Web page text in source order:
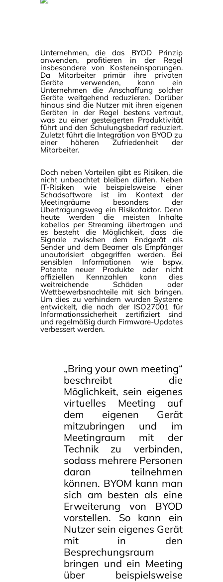
Unternehmen, die das BYOD Prinzip
anwenden, profitieren in der Regel
insbesondere von Kosteneinsparungen.
Da Mitarbeiter primär ihre privaten
Geräte verwenden, kann ein
Unternehmen die Anschaffung solcher
Geräte weitgehend reduzieren. Darüber
hinaus sind die Nutzer mit ihren eigenen
Geräten in der Regel bestens vertraut,
was zu einer gesteigerten Produktivität
führt und den Schulungsbedarf reduziert.
Zuletzt führt die Integration von BYOD zu
einer höheren Zufriedenheit der
Mitarbeiter.
Doch neben Vorteilen gibt es Risiken, die
nicht unbeachtet bleiben dürfen. Neben
IT-Risiken wie beispielsweise einer
Schadsoftware ist im Kontext der
Meetingräume besonders der
Übertragungsweg ein Risikofaktor. Denn
heute werden die meisten Inhalte
kabellos per Streaming übertragen und
es besteht die Möglichkeit, dass die
Signale zwischen dem Endgerät als
Sender und dem Beamer als Empfänger
unautorisiert abgegriffen werden. Bei
sensiblen Informationen wie bspw.
Patente neuer Produkte oder nicht
offiziellen Kennzahlen kann dies
weitreichende Schäden oder
Wettbewerbsnachteile mit sich bringen.
Um dies zu verhindern wurden Systeme
entwickelt, die nach der ISO27001 für
Informationssicherheit zertifiziert sind
und regelmäßig durch Firmware-Updates
verbessert werden.
„Bring your own meeting“
beschreibt die
Möglichkeit, sein eigenes
virtuelles Meeting auf
dem eigenen Gerät
mitzubringen und im
Meetingraum mit der
Technik zu verbinden,
sodass mehrere Personen
daran teilnehmen
können. BYOM kann man
sich am besten als eine
Erweiterung von BYOD
vorstellen. So kann ein
Nutzer sein eigenes Gerät
mit in den
Besprechungsraum
bringen und ein Meeting
über beispielsweise